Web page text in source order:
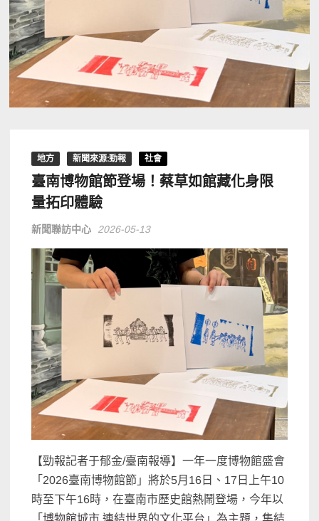
地方 新聞來源:勁報 社會
臺南博物館節登場！蔡草如館藏化身限
量拓印體驗
新聞聯訪中心 2026-05-13
【勁報記者于郁金/臺南報導】一年一度博物館盛會
「2026臺南博物館節」將於5月16日、17日上午10
時至下午16時，在臺南市歷史館熱鬧登場，今年以